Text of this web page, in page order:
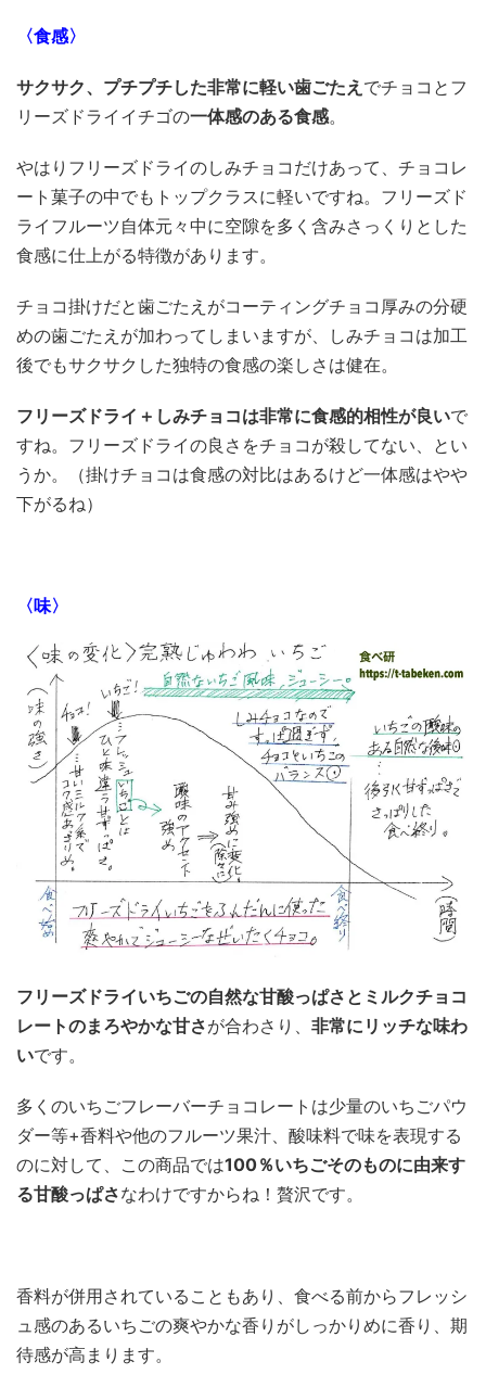
〈食感〉
サクサク、プチプチした非常に軽い歯ごたえ でチョコとフ
リーズドライイチゴの一体感のある食感。
やはりフリーズドライのしみチョコだけあって、チョコレ
ート菓子の中でもトップクラスに軽いですね。フリーズド
ライフルーツ自体元々中に空隙を多く含みさっくりとした
食感に仕上がる特徴があります。
チョコ掛けだと歯ごたえがコーティングチョコ厚みの分硬
めの歯ごたえが加わってしまいますが、しみチョコは加工
後でもサクサクした独特の食感の楽しさは健在。
フリーズドライ＋しみチョコは非常に食感的相性が良いで
すね。フリーズドライの良さをチョコが殺してない、とい
うか。（掛けチョコは食感の対比はあるけど一体感はやや
下がるね）
〈味〉
フリーズドライいちごの自然な甘酸っぱさとミルクチョコ
レートのまろやかな甘さが合わさり、 非常にリッチな味わ
いです。
多くのいちごフレーバーチョコレートは少量のいちごパウ
ダー等+香料や他のフルーツ果汁、酸味料で味を表現する
のに対して、この商品では100％いちごそのものに由来す
る甘酸っぱさなわけですからね！贅沢です。
香料が併用されていることもあり、食べる前からフレッシ
ュ感のあるいちごの爽やかな香りがしっかりめに香り、期
待感が高まります。